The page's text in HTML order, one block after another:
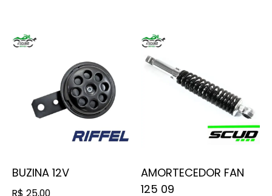
BUZINA 12V
AMORTECEDOR FAN
125 09